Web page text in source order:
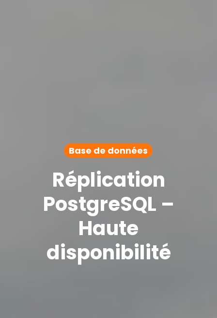
Base de données
Réplication
PostgreSQL –
Haute
disponibilité